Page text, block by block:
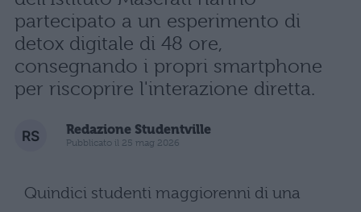
partecipato a un esperimento di
detox digitale di 48 ore,
consegnando i propri smartphone
per riscoprire l'interazione diretta.
Redazione Studentville
Pubblicato il 25 mag 2026
Quindici studenti maggiorenni di una